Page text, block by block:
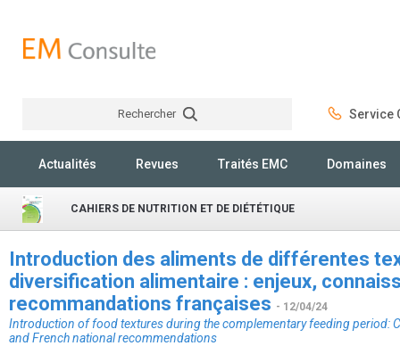
Rechercher Service
Actualités Revues Traités EMC Domaines
CAHIERS DE NUTRITION ET DE DIÉTÉTIQUE
Introduction des aliments de différentes
diversification alimentaire : enjeux,
recommandations françaises - 12/04/24
Introduction of food textures during the complementary feeding period:
and French national recommendations